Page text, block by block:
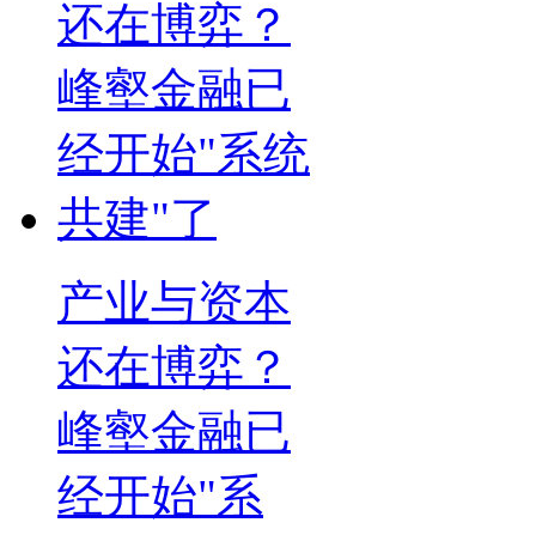
产业与资本
还在博弈？
峰壑金融已
经开始"系